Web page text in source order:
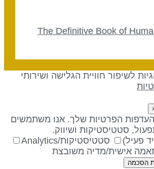
The Definitive Book of
לשיפור חוויית הגלישה ושירותי
הפרטיות שלך. אנו משתמשים
סטטיסטיקות ושיווק.
פעיל)
סטטיסטיקות/Analytics
אישית/מדיה משובצת
הסכמה